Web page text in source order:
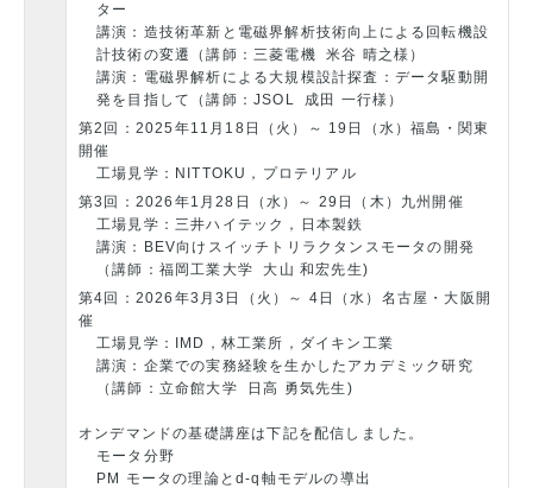
ター
講演：造技術革新と電磁界解析技術向上による回転機設
計技術の変遷（講師：三菱電機 米谷 晴之様）
講演：電磁界解析による大規模設計探査：データ駆動開
発を目指して（講師：JSOL 成田 一行様）
第2回：2025年11月18日（火）～ 19日（水）福島・関東
開催
工場見学：NITTOKU，プロテリアル
第3回：2026年1月28日（水）～ 29日（木）九州開催
工場見学：三井ハイテック，日本製鉄
講演：BEV向けスイッチトリラクタンスモータの開発
（講師：福岡工業大学 大山 和宏先生)
第4回：2026年3月3日（火）～ 4日（水）名古屋・大阪開
催
工場見学：IMD，林工業所，ダイキン工業
講演：企業での実務経験を生かしたアカデミック研究
（講師：立命館大学 日高 勇気先生)
オンデマンドの基礎講座は下記を配信しました。
モータ分野
PM モータの理論とd-q軸モデルの導出